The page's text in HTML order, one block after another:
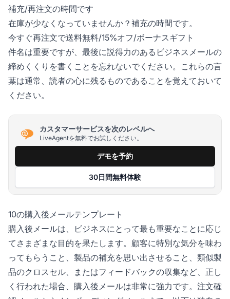
補充/再注文の時間です
在庫が少なくなっていませんか？補充の時間です。
今すぐ再注文で送料無料/15%オフ/ボーナスギフト
件名は重要ですが、最後に説得力のあるビジネスメールの
締めくくりを書くことを忘れないでください。これらの言
葉は通常、読者の心に残るものであることを覚えておいて
ください。
カスタマーサービスを次のレベルへ
LiveAgentを無料でお試しください。
デモを予約
30日間無料体験
10の購入後メールテンプレート
購入後メールは、ビジネスにとって最も重要なことに応じ
てさまざまな目的を果たします。顧客に特別な気分を味わ
ってもらうこと、製品の補充を思い出させること、類似製
品のクロスセル、またはフィードバックの収集など、正し
く行われた場合、購入後メールは非常に強力です。注文確